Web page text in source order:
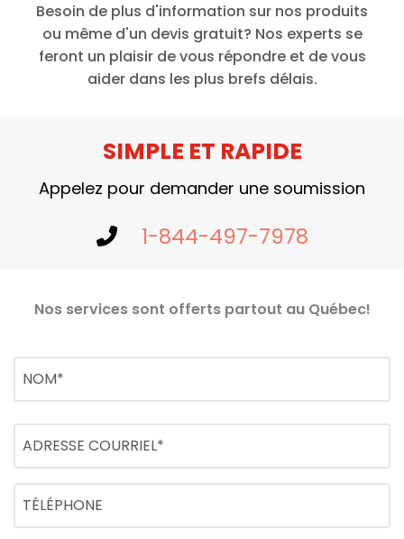
Besoin de plus d'information sur nos produits
ou même d'un devis gratuit? Nos experts se
feront un plaisir de vous répondre et de vous
aider dans les plus brefs délais.
SIMPLE ET RAPIDE
Appelez pour demander une soumission
1-844-497-7978
Nos services sont offerts partout au Québec!
(Nécessaire)
courriel
Téléphone